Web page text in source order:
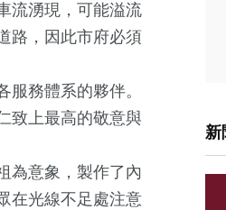
流湧現，可能溢流
路，因此市府必須
務體系的夥伴。
致上最高的敬意與
為意象，製作了內
在光線不足處注意
新